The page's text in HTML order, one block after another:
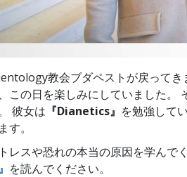
教会ブダペストが戻って
この日を楽しみにしていました。
彼女は 『Dianetics』 を勉強して
す。
レスや恐れの本当の原因を学んで
を読んでください。